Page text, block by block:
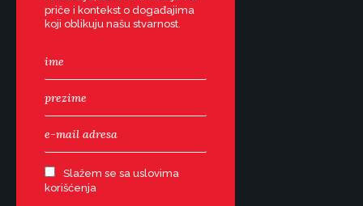
priče i kontekst o događajima
koji oblikuju našu stvarnost.
Slažem se sa uslovima
korišćenja